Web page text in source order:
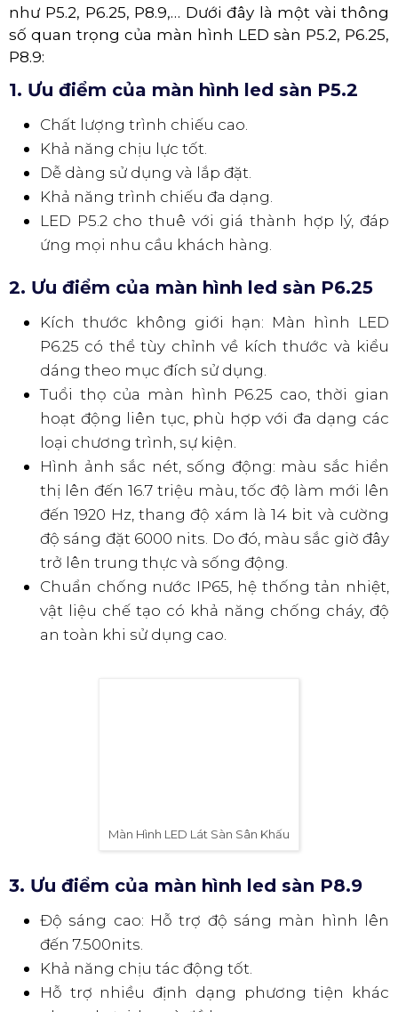
như P5.2, P6.25, P8.9,… Dưới đây là một vài thông
số quan trọng của màn hình LED sàn P5.2, P6.25,
P8.9:
1. Ưu điểm của màn hình led sàn P5.2
Chất lượng trình chiếu cao.
Khả năng chịu lực tốt.
Dễ dàng sử dụng và lắp đặt.
Khả năng trình chiếu đa dạng.
LED P5.2 cho thuê với giá thành hợp lý, đáp
ứng mọi nhu cầu khách hàng.
2. Ưu điểm của màn hình led sàn P6.25
Kích thước không giới hạn: Màn hình LED
P6.25 có thể tùy chỉnh về kích thước và kiểu
dáng theo mục đích sử dụng.
Tuổi thọ của màn hình P6.25 cao, thời gian
hoạt động liên tục, phù hợp với đa dạng các
loại chương trình, sự kiện.
Hình ảnh sắc nét, sống động: màu sắc hiển
thị lên đến 16.7 triệu màu, tốc độ làm mới lên
đến 1920 Hz, thang độ xám là 14 bit và cường
độ sáng đặt 6000 nits. Do đó, màu sắc giờ đây
trở lên trung thực và sống động.
Chuẩn chống nước IP65, hệ thống tản nhiệt,
vật liệu chế tạo có khả năng chống cháy, độ
an toàn khi sử dụng cao.
Màn Hình LED Lát Sàn Sân Khấu
3. Ưu điểm của màn hình led sàn P8.9
Độ sáng cao: Hỗ trợ độ sáng màn hình lên
đến 7.500nits.
Khả năng chịu tác động tốt.
Hỗ trợ nhiều định dạng phương tiện khác